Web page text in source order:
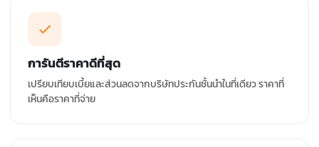
การันตีราคาดีที่สุด
เปรียบเทียบเบี้ยและส่วนลดจากบริษัทประกันชั้นนำในที่เดียว ราคาที่
เห็นคือราคาที่จ่าย